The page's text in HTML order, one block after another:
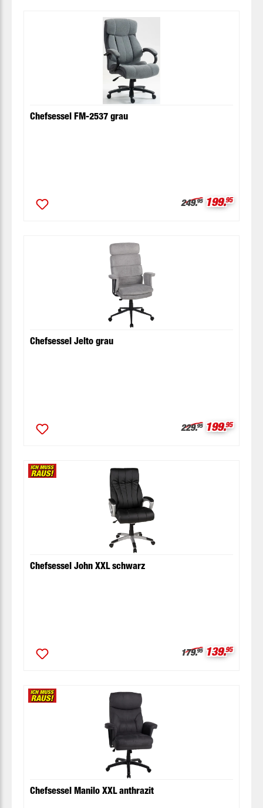
Chefsessel FM-2537 grau
Regulärer Preis:
249.95 199.95
Chefsessel Jelto grau
Regulärer Preis:
229.95 199.95
Chefsessel John XXL schwarz
Regulärer Preis:
179.95 139.95
Chefsessel Manilo XXL anthrazit